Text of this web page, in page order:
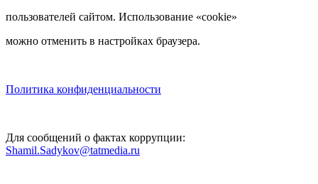
пользователей сайтом. Использование «cookie»
можно отменить в настройках браузера.
Политика конфиденциальности
Для сообщений о фактах коррупции:
Shamil.Sadykov@tatmedia.ru